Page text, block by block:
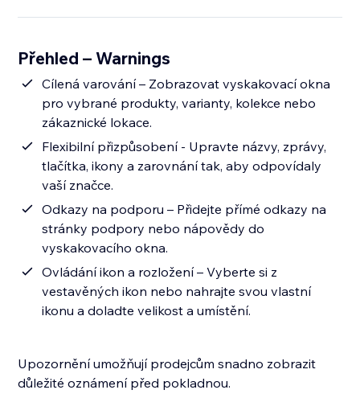
Přehled – Warnings
Cílená varování – Zobrazovat vyskakovací okna
pro vybrané produkty, varianty, kolekce nebo
zákaznické lokace.
Flexibilní přizpůsobení - Upravte názvy, zprávy,
tlačítka, ikony a zarovnání tak, aby odpovídaly
vaší značce.
Odkazy na podporu – Přidejte přímé odkazy na
stránky podpory nebo nápovědy do
vyskakovacího okna.
Ovládání ikon a rozložení – Vyberte si z
vestavěných ikon nebo nahrajte svou vlastní
ikonu a doladte velikost a umístění.
Upozornění umožňují prodejcům snadno zobrazit
důležité oznámení před pokladnou.